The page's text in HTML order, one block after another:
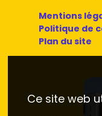
Mentions
Politique de
Plan du site
Ce site web